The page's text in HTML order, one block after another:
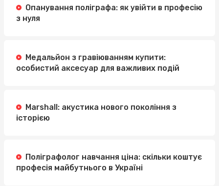
Опанування поліграфа: як увійти в професію
з нуля
Медальйон з гравіюванням купити:
особистий аксесуар для важливих подій
Marshall: акустика нового покоління з
історією
Поліграфолог навчання ціна: скільки коштує
професія майбутнього в Україні